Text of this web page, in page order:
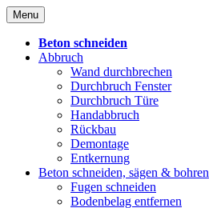
Skip
to
content
Menu
Beton schneiden
Abbruch
Wand durchbrechen
Durchbruch Fenster
Durchbruch Türe
Handabbruch
Rückbau
Demontage
Entkernung
Beton schneiden, sägen & bohren
Fugen schneiden
Bodenbelag entfernen